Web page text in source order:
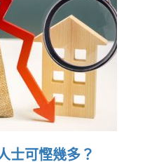
士可慳幾多？